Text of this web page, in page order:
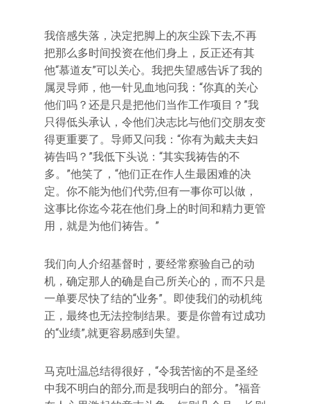
我倍感失落，决定把脚上的灰尘跺下去,不再
把那么多时间投资在他们身上，反正还有其
他“慕道友”可以关心。我把失望感告诉了我的
属灵导师，他一针见血地问我：“你真的关心
他们吗？还是只是把他们当作工作项目？”我
只得低头承认，令他们决志比与他们交朋友变
得更重要了。导师又问我：“你有为戴夫夫妇
祷告吗？”我低下头说：“其实我祷告的不
多。”他笑了，“他们正在作人生最困难的决
定。你不能为他们代劳,但有一事你可以做，
这事比你迄今花在他们身上的时间和精力更管
用，就是为他们祷告。”
我们向人介绍基督时，要经常察验自己的动
机，确定那人的确是自己所关心的，而不只是
一单要尽快了结的“业务”。即使我们的动机纯
正，最终也无法控制结果。要是你曾有过成功
的“业绩”,就更容易感到失望。
马克吐温总结得很好，“令我苦恼的不是圣经
中我不明白的部分,而是我明白的部分。”福音